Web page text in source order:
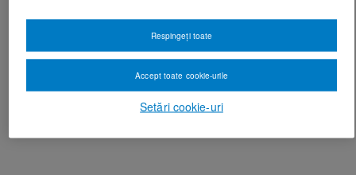
Setări cookie-uri
Respingeți toate
Accept toate cookie-urile